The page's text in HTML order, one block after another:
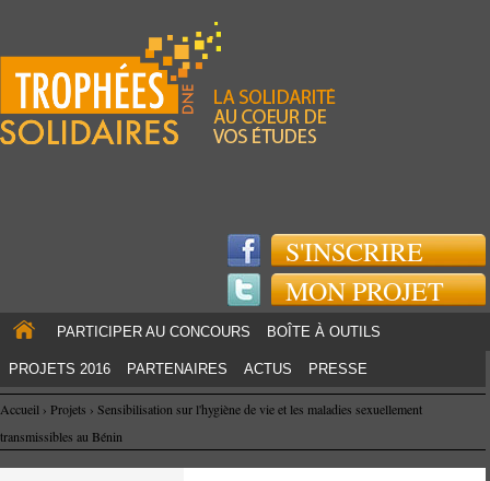
S'INSCRIRE
MON PROJET
PARTICIPER AU CONCOURS BOÎTE À OUTILS
PROJETS 2016 PARTENAIRES ACTUS PRESSE
Accueil › Projets › Sensibilisation sur l'hygiène de vie et les maladies sexuellement
transmissibles au Bénin